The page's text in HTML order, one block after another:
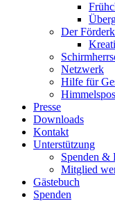
Der
Netzwerk
Hilfe für
Presse
Downloads
Kontakt
Unterstützung
Spenden &
Mitglied
Gästebuch
Spenden